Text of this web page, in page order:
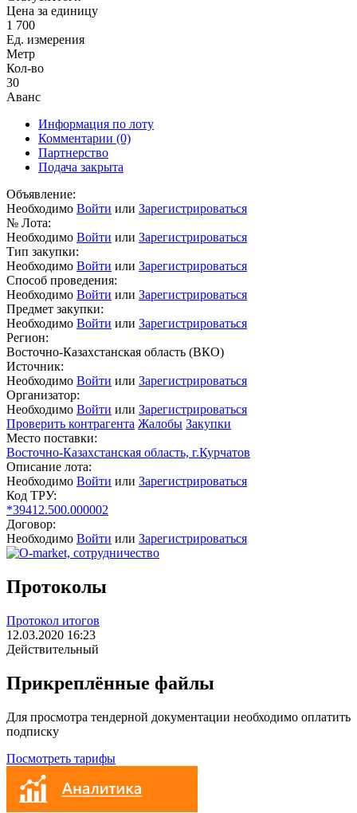
Цена за единицу
1 700
Ед. измерения
Метр
Кол-во
30
Аванс
Информация по лоту
Комментарии (0)
Партнерство
Подача закрыта
Объявление:
Необходимо Войти или Зарегистрироваться
№ Лота:
Необходимо Войти или Зарегистрироваться
Тип закупки:
Необходимо Войти или Зарегистрироваться
Способ проведения:
Необходимо Войти или Зарегистрироваться
Предмет закупки:
Необходимо Войти или Зарегистрироваться
Регион:
Восточно-Казахстанская область (ВКО)
Источник:
Необходимо Войти или Зарегистрироваться
Организатор:
Необходимо Войти или Зарегистрироваться
Проверить контрагента Жалобы Закупки
Место поставки:
Восточно-Казахстанская область, г.Курчатов
Описание лота:
Необходимо Войти или Зарегистрироваться
Код ТРУ:
*39412.500.000002
Договор:
Необходимо Войти или Зарегистрироваться
Протоколы
Протокол итогов
12.03.2020 16:23
Действительный
Прикреплённые файлы
Для просмотра тендерной документации необходимо оплатить
подписку
Посмотреть тарифы